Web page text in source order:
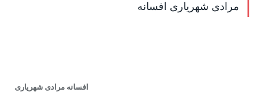
مرادی شهریاری افسانه
افسانه مرادی شهریاری